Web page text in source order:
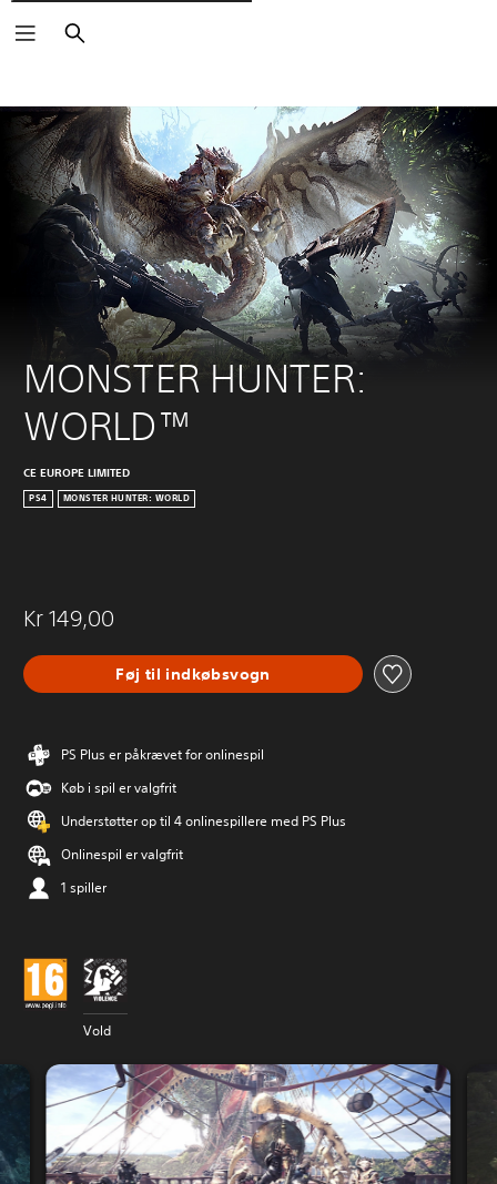
Søg
MONSTER HUNTER:
WORLD™
CE EUROPE LIMITED
PS4 MONSTER HUNTER: WORLD
Kr 149,00
Føj til indkøbsvogn
PS Plus er påkrævet for onlinespil
Køb i spil er valgfrit
Understøtter op til 4 onlinespillere med PS Plus
Onlinespil er valgfrit
1 spiller
Vold